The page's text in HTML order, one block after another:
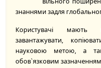
знаннями задля
Користувачі мають
завантажувати,
науковою метою, а
обов`язковим